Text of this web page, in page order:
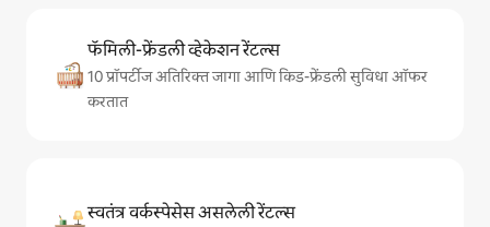
फॅमिली-फ्रेंडली व्हेकेशन रेंटल्स
10 प्रॉपर्टीज अतिरिक्त जागा आणि किड-फ्रेंडली सुविधा ऑफर
करतात
स्वतंत्र वर्कस्पेसेस असलेली रेंटल्स